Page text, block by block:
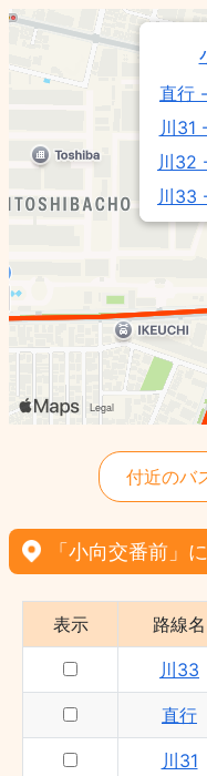
直行
川31
川32
川33
反01
付近のバ
「小向交番前」
表示 路線名
川33
直行
川31